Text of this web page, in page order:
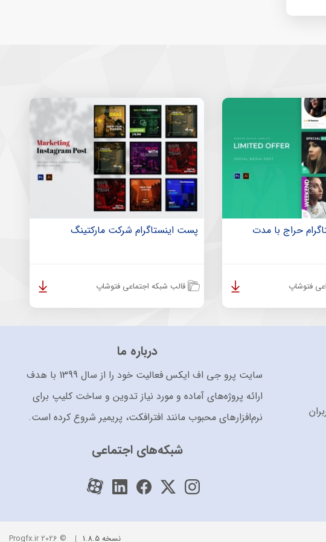
حراج با مدت
فتوشاپ
پست اینستاگرام شرکت مارکتینگ
قالب شبکه اجتماعی فتوشاپ
درباره ما
سایت پرو جی اف ایکس فعالیت خود را از سال 1399 با هدف
ارائه پروژه‌های آماده و مورد نیاز تدوین و ساخت کلیپ برای
نرم‌افزارهای محبوب مانند افترافکت، پریمیر شروع کرده است.
شبکه‌های اجتماعی
نسخه 1.8.5 © 2026 Progfx.ir